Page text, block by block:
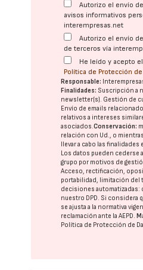
Autorizo el envío
avisos informativos
interempresas.net
Autorizo el envío
de terceros vía
He leído y acepto
Política de Protección
Responsable:
Finalidades: Suscripción a
newsletter(s). Gestión de
Envío de emails
relativos a intereses
asociados.Conservación:
relación con Ud., o
llevar a cabo las finalidades
Los datos pueden cederse
grupo por motivos de
Acceso, rectificación,
portabilidad, limitación del
decisiones automatizadas:
nuestro DPD. Si considera
se ajusta a la normativa
reclamación ante laAEPD.
Política de Protección de